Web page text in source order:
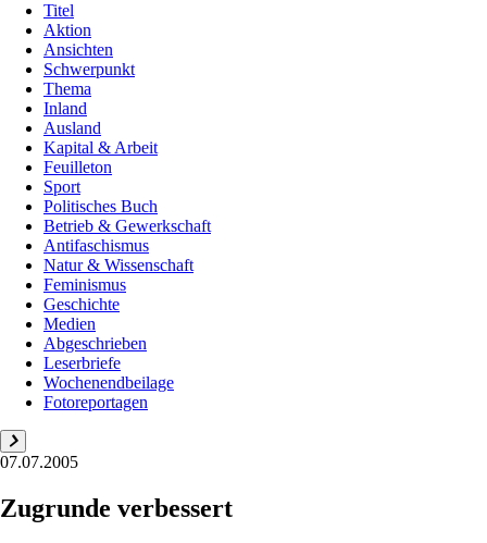
Titel
Aktion
Ansichten
Schwerpunkt
Thema
Inland
Ausland
Kapital & Arbeit
Feuilleton
Sport
Politisches Buch
Betrieb & Gewerkschaft
Antifaschismus
Natur & Wissenschaft
Feminismus
Geschichte
Medien
Abgeschrieben
Leserbriefe
Wochenendbeilage
Fotoreportagen
07.07.2005
Zugrunde verbessert